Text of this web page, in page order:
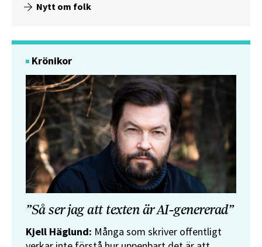
Nytt om folk
Krönikor
”Så ser jag att texten är AI-genererad”
Kjell Häglund: Många som skriver offentligt